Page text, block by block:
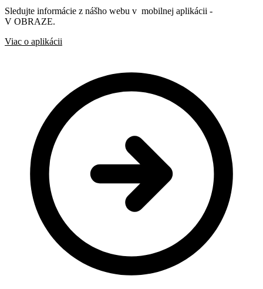
Sledujte informácie z nášho webu v mobilnej aplikácii -
V OBRAZE.
Viac o aplikácii